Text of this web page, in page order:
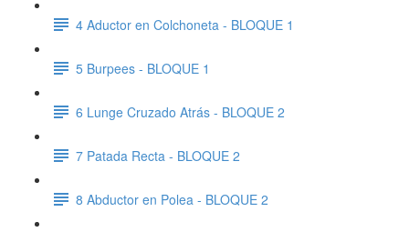
4 Aductor en Colchoneta - BLOQUE 1
5 Burpees - BLOQUE 1
6 Lunge Cruzado Atrás - BLOQUE 2
7 Patada Recta - BLOQUE 2
8 Abductor en Polea - BLOQUE 2